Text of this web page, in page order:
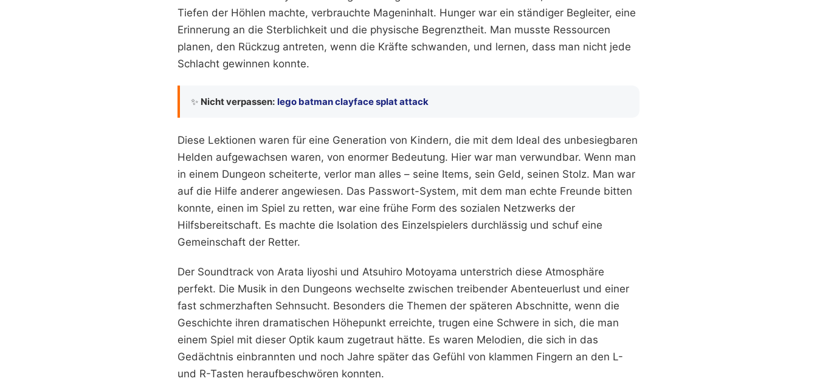
Tiefen der Höhlen machte, verbrauchte Mageninhalt. Hunger war ein ständiger Begleiter, eine
Erinnerung an die Sterblichkeit und die physische Begrenztheit. Man musste Ressourcen
planen, den Rückzug antreten, wenn die Kräfte schwanden, und lernen, dass man nicht jede
Schlacht gewinnen konnte.
✨ Nicht verpassen: lego batman clayface splat attack
Diese Lektionen waren für eine Generation von Kindern, die mit dem Ideal des unbesiegbaren
Helden aufgewachsen waren, von enormer Bedeutung. Hier war man verwundbar. Wenn man
in einem Dungeon scheiterte, verlor man alles – seine Items, sein Geld, seinen Stolz. Man war
auf die Hilfe anderer angewiesen. Das Passwort-System, mit dem man echte Freunde bitten
konnte, einen im Spiel zu retten, war eine frühe Form des sozialen Netzwerks der
Hilfsbereitschaft. Es machte die Isolation des Einzelspielers durchlässig und schuf eine
Gemeinschaft der Retter.
Der Soundtrack von Arata Iiyoshi und Atsuhiro Motoyama unterstrich diese Atmosphäre
perfekt. Die Musik in den Dungeons wechselte zwischen treibender Abenteuerlust und einer
fast schmerzhaften Sehnsucht. Besonders die Themen der späteren Abschnitte, wenn die
Geschichte ihren dramatischen Höhepunkt erreichte, trugen eine Schwere in sich, die man
einem Spiel mit dieser Optik kaum zugetraut hätte. Es waren Melodien, die sich in das
Gedächtnis einbrannten und noch Jahre später das Gefühl von klammen Fingern an den L-
und R-Tasten heraufbeschwören konnten.